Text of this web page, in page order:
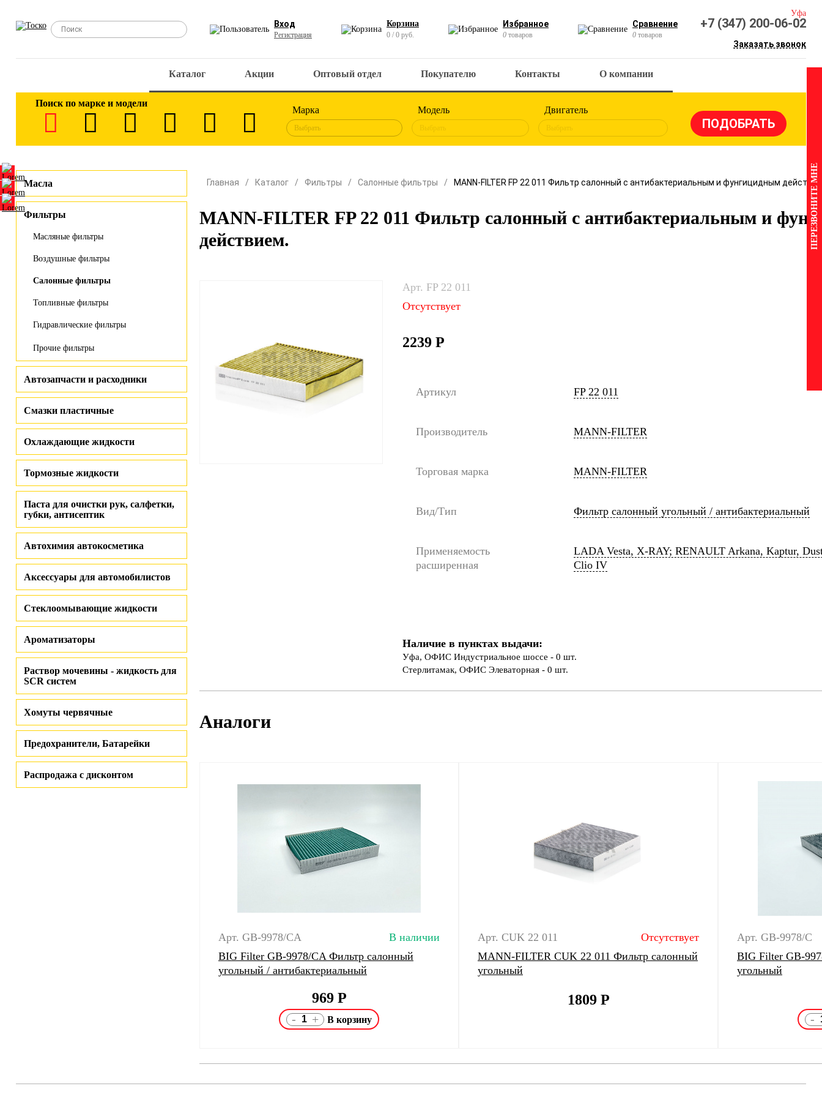
Вход
Регистрация
Корзина
0 / 0 руб.
Избранное
0 товаров
Сравнение
0 товаров
Уфа
+7 (347) 200-06-02
Заказать звонок
Каталог Акции Оптовый отдел Покупателю Контакты О компании
Поиск по марке и модели
Марка
Выбрать
Модель
Выбрать
Двигатель
Выбрать
Масла
Фильтры
Масляные фильтры
Воздушные фильтры
Салонные фильтры
Топливные фильтры
Гидравлические фильтры
Прочие фильтры
Автозапчасти и расходники
Смазки пластичные
Охлаждающие жидкости
Тормозные жидкости
Паста для очистки рук, салфетки,
губки, антисептик
Автохимия автокосметика
Аксессуары для автомобилистов
Стеклоомывающие жидкости
Ароматизаторы
Раствор мочевины - жидкость для
SCR систем
Хомуты червячные
Предохранители, Батарейки
Распродажа с дисконтом
Главная Каталог Фильтры Салонные фильтры MANN-FILTER FP 22 011 Фильтр салонный с антибактериальным и фунгицидным
MANN-FILTER FP 22 011 Фильтр салонный с антибактериальным и
действием.
Арт. FP 22 011
Отсутствует
2239 Р
Артикул FP 22 011
Производитель MANN-FILTER
Торговая марка MANN-FILTER
Вид/Тип Фильтр салонный угольный / антибактериальный
Применяемость
расширенная
LADA Vesta, X-RAY; RENAULT Arkana, Kaptur,
Clio IV
Наличие в пунктах выдачи:
Уфа, ОФИС Индустриальное шоссе - 0 шт.
Стерлитамак, ОФИС Элеваторная - 0 шт.
Аналоги
Арт. GB-9978/CA
В наличии
BIG Filter GB-9978/CA Фильтр салонный
угольный / антибактериальный
969 Р
- +
Арт. CUK 22 011
Отсутствует
MANN-FILTER CUK 22 011 Фильтр салонный
угольный
1809 Р
Арт. GB-9978/C
BIG Filter GB-
угольный
-
ПЕРЕЗВОНИТЕ МНЕ